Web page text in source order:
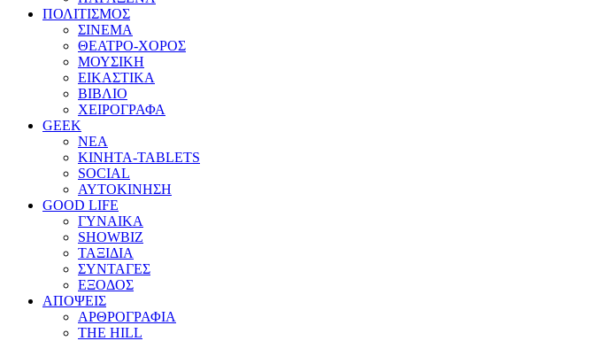
ΠΟΛΙΤΙΣΜΟΣ
ΣΙΝΕΜΑ
ΘΕΑΤΡΟ-ΧΟΡΟΣ
ΜΟΥΣΙΚΗ
ΕΙΚΑΣΤΙΚΑ
ΒΙΒΛΙΟ
ΧΕΙΡΟΓΡΑΦΑ
GEEK
ΝΕΑ
ΚΙΝΗΤΑ-TABLETS
SOCIAL
ΑΥΤΟΚΙΝΗΣΗ
GOOD LIFE
ΓΥΝΑΙΚΑ
SHOWBIZ
ΤΑΞΙΔΙΑ
ΣΥΝΤΑΓΕΣ
ΕΞΟΔΟΣ
ΑΠΟΨΕΙΣ
ΑΡΘΡΟΓΡΑΦΙΑ
THE HILL